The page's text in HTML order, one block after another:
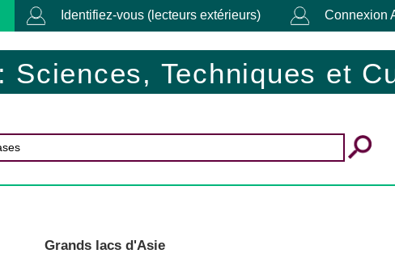
Identifiez-vous (lecteurs extérieurs) Connexion
Sciences, Techniques et
Grands lacs d'Asie